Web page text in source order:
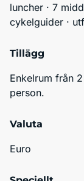
luncher · 7
cykelguider ·
Tillägg
Enkelrum från
person.
Valuta
Euro